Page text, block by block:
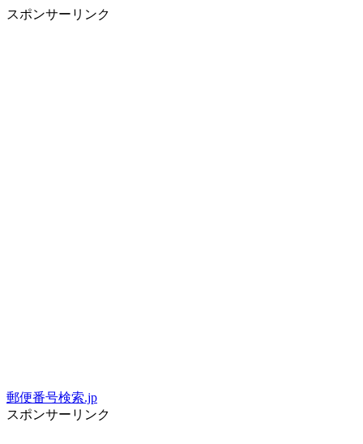
スポンサーリンク
郵便番号検索.jp
スポンサーリンク